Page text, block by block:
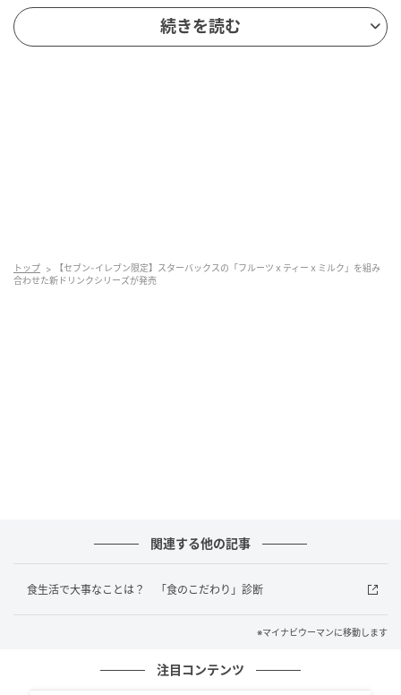
ーとブラックベリーの甘酸っぱい風味に、ベルガモッ
トの香りのアクセントとミルクのまろやかさを重ね、
続きを読む
トップ
【セブン-イレブン限定】スターバックスの「フルーツｘティーｘミルク」を組み
合わせた新ドリンクシリーズが発売
関連する他の記事
食生活で大事なことは？ 「食のこだわり」診断
※マイナビウーマンに移動します
注目コンテンツ